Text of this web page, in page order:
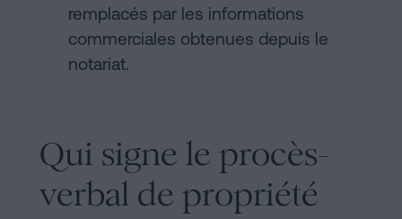
remplacés par les informations
commerciales obtenues depuis le
notariat.
Qui signe le procès-
verbal de propriété